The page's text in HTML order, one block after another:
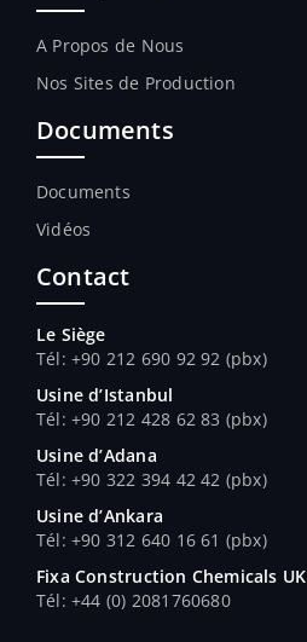
A Propos de Nous
Nos Sites de Production
Documents
Documents
Vidéos
Contact
Le Siège
Tél: +90 212 690 92 92 (pbx)
Usine d’Istanbul
Tél: +90 212 428 62 83 (pbx)
Usine d’Adana
Tél: +90 322 394 42 42 (pbx)
Usine d’Ankara
Tél: +90 312 640 16 61 (pbx)
Fixa Construction Chemicals UK
Tél: +44 (0) 2081760680